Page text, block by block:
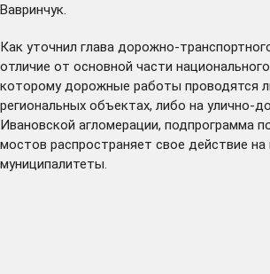
Вавринчук.
Как уточнил глава дорожно-
отличие от основной части
которому дорожные работы проводятся
региональных объектах, либо на улично-
Ивановской агломерации, подпрограмма
мостов распространяет свое действие на
муниципалитеты.